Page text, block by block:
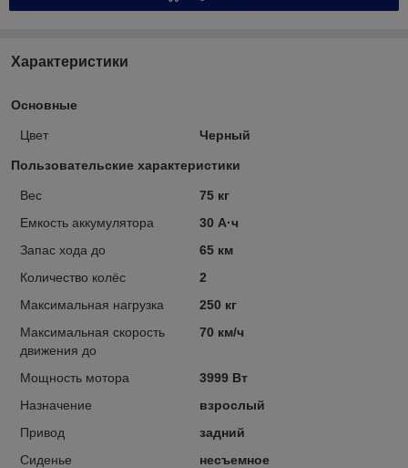
Характеристики
Основные
Цвет Черный
Пользовательские характеристики
Вес
75 кг
Емкость аккумулятора
30 А·ч
Запас хода до
65 км
Количество колёс
2
Максимальная нагрузка
250 кг
Максимальная скорость
движения до
70 км/ч
Мощность мотора
3999 Вт
Назначение
взрослый
Привод
задний
Сиденье
несъемное